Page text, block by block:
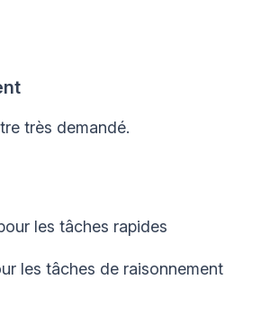
très demandé.
les tâches rapides
les tâches de raisonnement